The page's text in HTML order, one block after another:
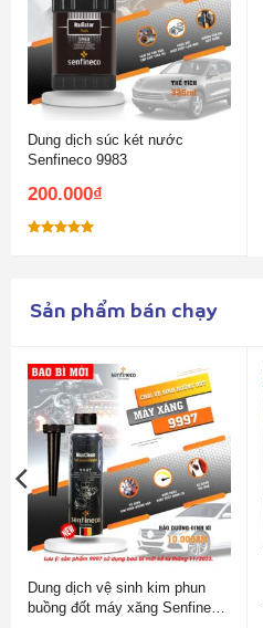
Dung dịch súc két nước
Senfineco 9983
200.000₫
Sản phẩm bán chạy
Dung dịch vệ sinh kim phun
buồng đốt máy xăng Senfineco